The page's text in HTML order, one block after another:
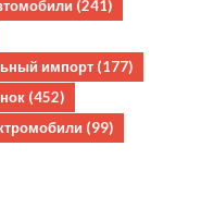
(241)
импорт (177)
(452)
(99)